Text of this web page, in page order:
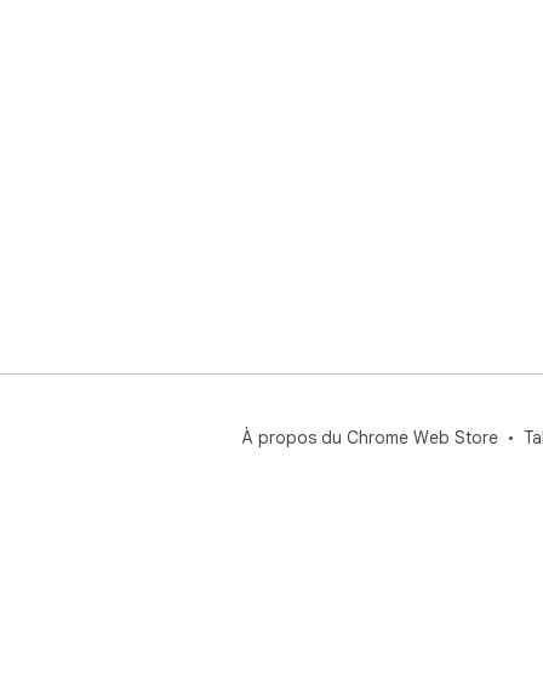
À propos du Chrome Web Store